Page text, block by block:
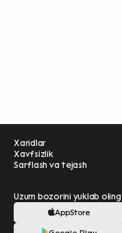
Xaridlar
Xavfsizlik
Sarflash va tejash
Uzum bozorini yuklab oling
AppStore